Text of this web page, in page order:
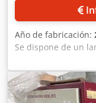
Año de fabricación:
Se dispone de un
Lehmann para la
homogeneización.
los rodillos: 300
Incluye cuadro de